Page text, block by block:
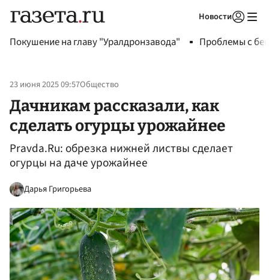
Новости
Покушение на главу "Уралдронзавода" Проблемы с
23 июня 2025 09:57Общество
Дачникам рассказали, как
сделать огурцы урожайнее
Pravda.Ru: обрезка нижней листвы сделает
огурцы на даче урожайнее
Дарья Григорьева